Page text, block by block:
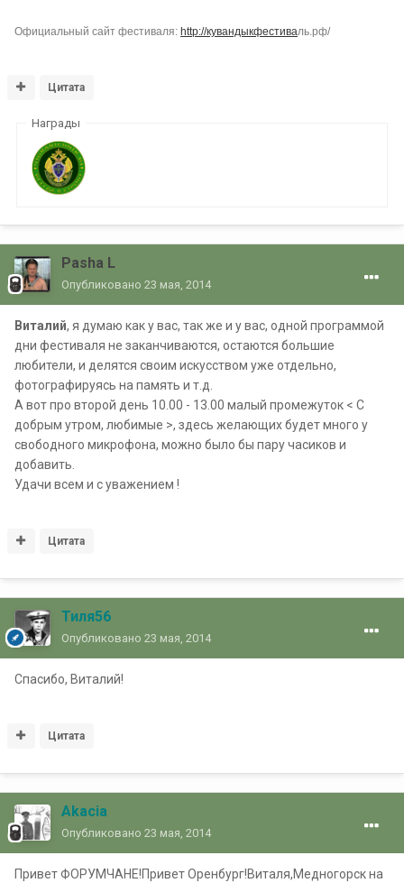
Официальный сайт фестиваля: http://кувандыкфестиваль.рф/
Цитата
Награды
Pasha L
Опубликовано 23 мая, 2014
Виталий, я думаю как у вас, так же и у вас, одной программой
дни фестиваля не заканчиваются, остаются большие
любители, и делятся своим искусством уже отдельно,
фотографируясь на память и т.д.
А вот про второй день 10.00 - 13.00 малый промежуток < С
добрым утром, любимые >, здесь желающих будет много у
свободного микрофона, можно было бы пару часиков и
добавить.
Удачи всем и с уважением !
Цитата
Тиля56
Опубликовано 23 мая, 2014
Спасибо, Виталий!
Цитата
Akacia
Опубликовано 23 мая, 2014
Привет ФОРУМЧАНЕ!Привет Оренбург!Виталя,Медногорск на